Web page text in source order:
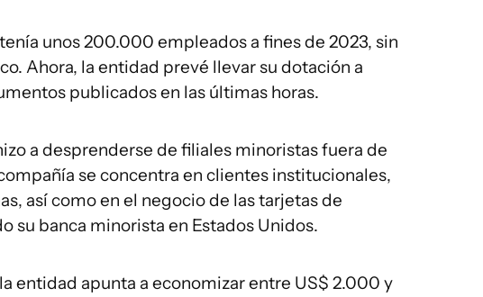
unos 200.000 empleados a fines de 2023, sin
Ahora, la entidad prevé llevar su dotación a
publicados en las últimas horas.
a desprenderse de filiales minoristas fuera de
se concentra en clientes institucionales,
así como en el negocio de las tarjetas de
su banca minorista en Estados Unidos.
entidad apunta a economizar entre US$ 2.000 y